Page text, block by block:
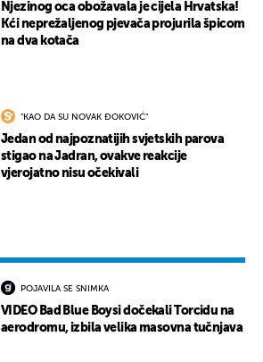
Njezinog oca obožavala je cijela Hrvatska!
Kći neprežaljenog pjevača projurila špicom
na dva kotača
"KAO DA SU NOVAK ĐOKOVIĆ"
Jedan od najpoznatijih svjetskih parova
stigao na Jadran, ovakve reakcije
vjerojatno nisu očekivali
POJAVILA SE SNIMKA
VIDEO Bad Blue Boysi dočekali Torcidu na
aerodromu, izbila velika masovna tučnjava